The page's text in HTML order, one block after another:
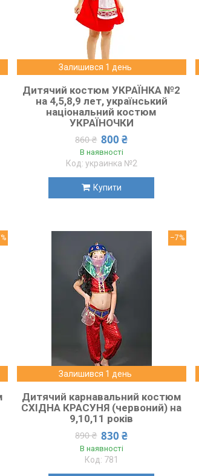
Залишився 1 день
Дитячий костюм УКРАЇНКА №2
на 4,5,8,9 лет, український
національний костюм
УКРАЇНОЧКИ
860 ₴ 800 ₴
В наявності
украинка №2
Купити
–7%
Залишився 1 день
Дитячий карнавальний костюм
СХІДНА КРАСУНЯ (червоний) на
9,10,11 років
890 ₴ 830 ₴
В наявності
781